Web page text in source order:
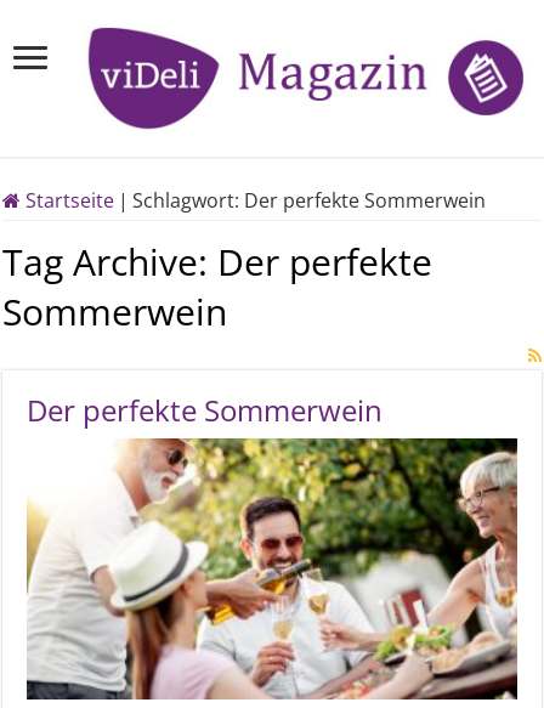
Startseite | Schlagwort: Der perfekte Sommerwein
Tag Archive: Der perfekte
Sommerwein
Der perfekte Sommerwein